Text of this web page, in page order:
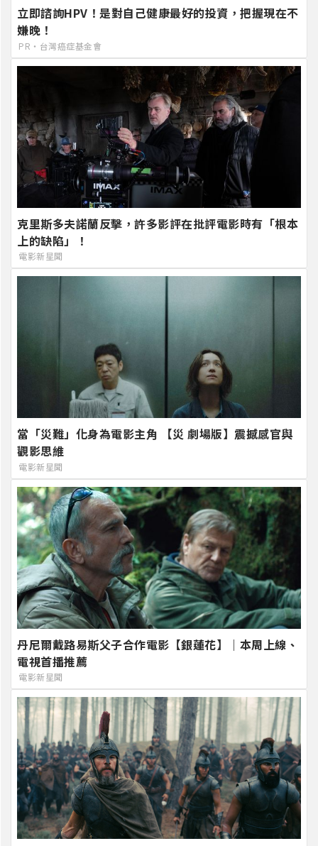
立即諮詢HPV！是對自己健康最好的投資，把握現在不
嫌晚！
PR・台灣癌症基金會
克里斯多夫諾蘭反擊，許多影評在批評電影時有「根本
上的缺陷」！
電影新星聞
當「災難」化身為電影主角 【災 劇場版】震撼感官與
觀影思維
電影新星聞
丹尼爾戴路易斯父子合作電影【銀蓮花】｜本周上線、
電視首播推薦
電影新星聞